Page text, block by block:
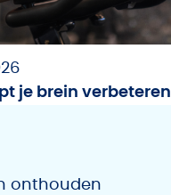
je brein verbeteren
onthouden